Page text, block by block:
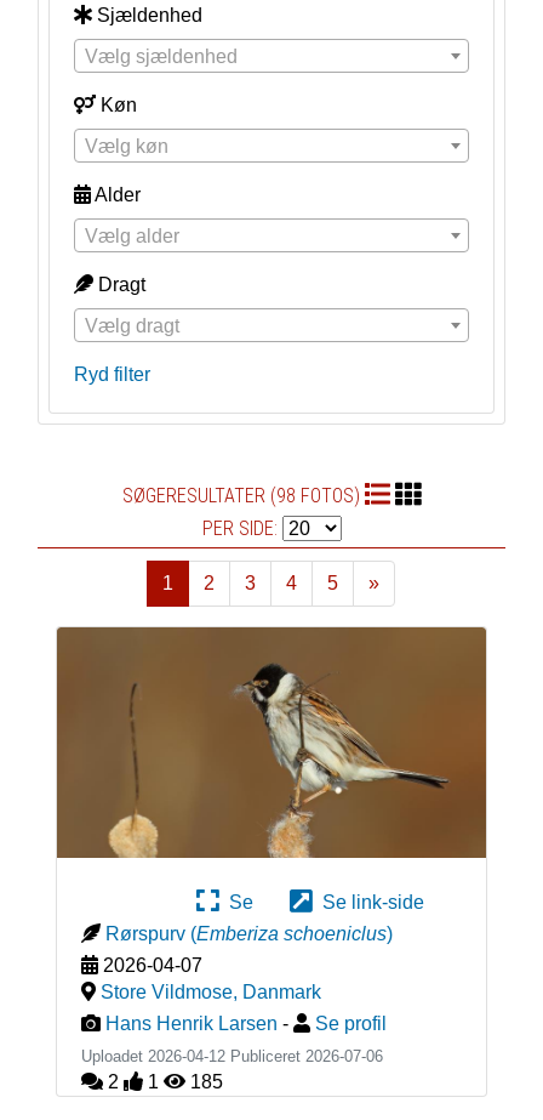
Sjældenhed
Vælg sjældenhed
Køn
Vælg køn
Alder
Vælg alder
Dragt
Vælg dragt
Ryd filter
SØGERESULTATER (98 FOTOS)
PER SIDE:
1 2 3 4 5
»
Næste
Se
Se link-side
Rørspurv (Emberiza schoeniclus)
2026-04-07
Store Vildmose, Danmark
Hans Henrik Larsen - Se profil
Uploadet 2026-04-12 Publiceret 2026-07-06
2 1 185